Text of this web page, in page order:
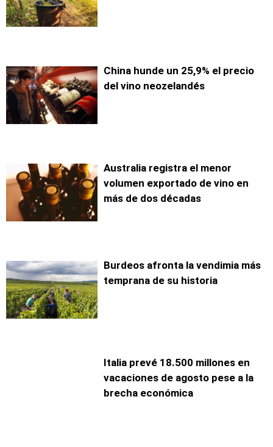
China hunde un 25,9% el precio
del vino neozelandés
Australia registra el menor
volumen exportado de vino en
más de dos décadas
Burdeos afronta la vendimia más
temprana de su historia
Italia prevé 18.500 millones en
vacaciones de agosto pese a la
brecha económica